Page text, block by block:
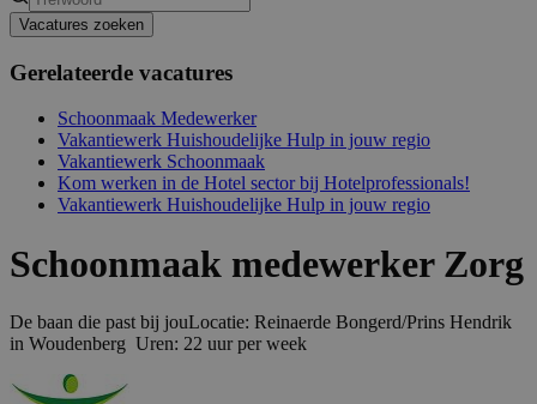
Vacatures zoeken
Gerelateerde vacatures
Schoonmaak Medewerker
Vakantiewerk Huishoudelijke Hulp in jouw regio
Vakantiewerk Schoonmaak
Kom werken in de Hotel sector bij Hotelprofessionals!
Vakantiewerk Huishoudelijke Hulp in jouw regio
Schoonmaak medewerker Zorg
De baan die past bij jouLocatie: Reinaerde Bongerd/Prins Hendrik
in Woudenberg Uren: 22 uur per week